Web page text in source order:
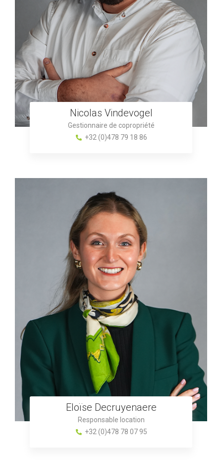
Nicolas Vindevogel
Gestionnaire de copropriété
+32 (0)478 79 18 86
Eloïse Decruyenaere
Responsable location
+32 (0)478 78 07 95